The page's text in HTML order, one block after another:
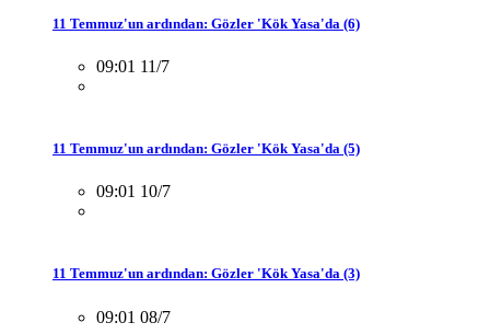
11 Temmuz'un ardından: Gözler 'Kök Yasa'da (6)
09:01 11/7
11 Temmuz'un ardından: Gözler 'Kök Yasa'da (5)
09:01 10/7
11 Temmuz'un ardından: Gözler 'Kök Yasa'da (3)
09:01 08/7